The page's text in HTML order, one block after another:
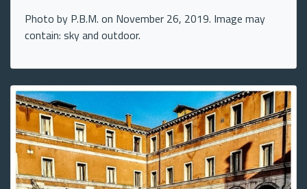
Photo by P.B.M. on November 26, 2019. Image may
contain: sky and outdoor.